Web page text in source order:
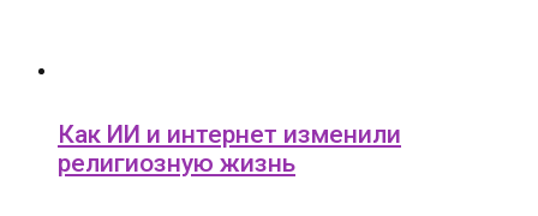
Как ИИ и интернет изменили
религиозную жизнь